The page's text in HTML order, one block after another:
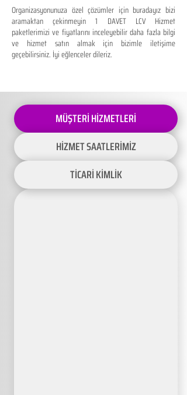
Organizasyonunuza özel çözümler için buradayız bizi
aramaktan çekinmeyin 1 DAVET LCV Hizmet
paketlerimizi ve fiyatlarını inceleyebilir daha fazla bilgi
ve hizmet satın almak için bizimle iletişime
geçebilirsiniz. İyi eğlenceler dileriz.
MÜŞTERİ HİZMETLERİ
HİZMET SAATLERİMİZ
TİCARİ KİMLİK